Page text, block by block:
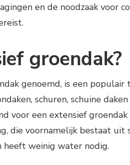
en de noodzaak voor
groendak?
genoemd, is een populair
schuren, schuine
voor een extensief
die voornamelijk bestaat uit
heeft weinig water nodig.